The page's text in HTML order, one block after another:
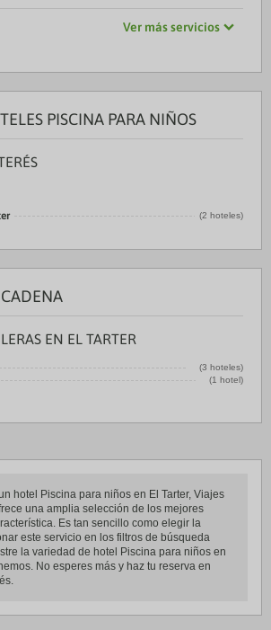
Ver más servicios
PISCINA PARA NIÑOS
(2 hoteles)
EN EL TARTER
(3 hoteles)
(1 hotel)
hotel Piscina para niños en El Tarter, Viajes
una amplia selección de los mejores
Es tan sencillo como elegir la
este servicio en los filtros de búsqueda
la variedad de hotel Piscina para niños en
No esperes más y haz tu reserva en